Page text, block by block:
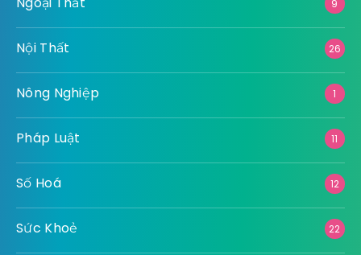
9
Nội Thất 26
Nông Nghiệp 1
Pháp Luật 11
Số Hoá 12
Sức Khoẻ 22